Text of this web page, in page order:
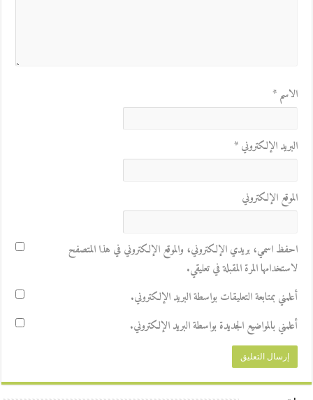
الاسم*
البريد الإلكتروني*
الموقع الإلكتروني
احفظ اسمي، بريدي الإلكتروني، والموقع الإلكتروني في هذا المتصفح
لاستخدامها المرة المقبلة في تعليقي.
أعلمني بمتابعة التعليقات بواسطة البريد الإلكتروني.
أعلمني بالمواضيع الجديدة بواسطة البريد الإلكتروني.